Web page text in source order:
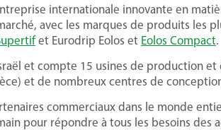
internationale innovante en
avec les marques de produits les
et Eurodrip Eolos et Eolos Compact.
et compte 15 usines de production
et de nombreux centres de
commerciaux dans le monde
pour répondre à tous les besoins des